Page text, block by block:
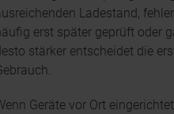
Ladestand,
erst später geprüft oder
stärker entscheidet die
Geräte vor Ort